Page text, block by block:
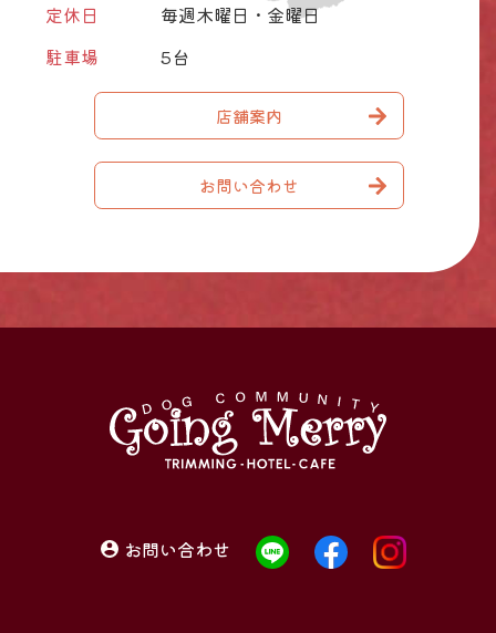
定休日
毎週木曜日・金曜日
駐車場
5台
店舗案内
お問い合わせ
お問い合わせ